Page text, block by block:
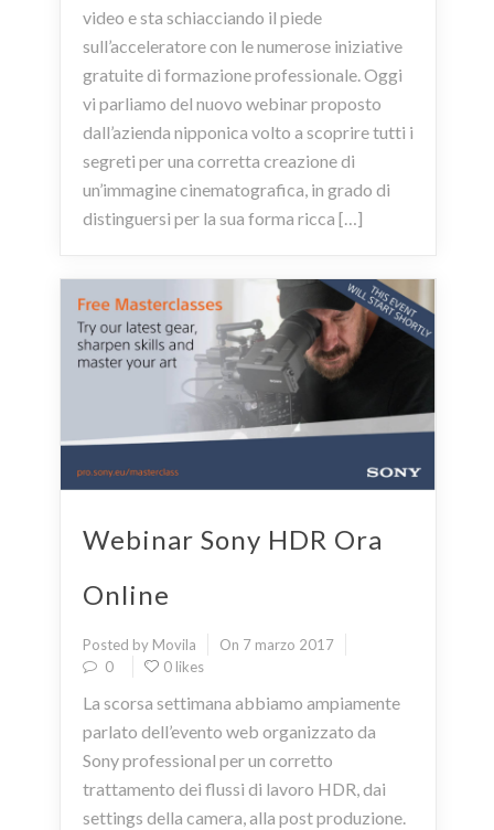
video e sta schiacciando il piede
sull’acceleratore con le numerose iniziative
gratuite di formazione professionale. Oggi
vi parliamo del nuovo webinar proposto
dall’azienda nipponica volto a scoprire tutti i
segreti per una corretta creazione di
un’immagine cinematografica, in grado di
distinguersi per la sua forma ricca […]
Webinar Sony HDR Ora
Online
Posted by Movila
On 7 marzo 2017
0
0 likes
La scorsa settimana abbiamo ampiamente
parlato dell’evento web organizzato da
Sony professional per un corretto
trattamento dei flussi di lavoro HDR, dai
settings della camera, alla post produzione.